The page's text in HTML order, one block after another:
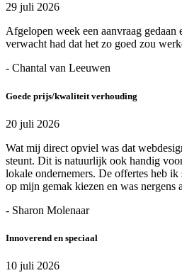
29 juli 2026
Afgelopen week een aanvraag
verwacht had dat het zo goed zou
- Chantal van Leeuwen
Goede prijs/kwaliteit verhouding
20 juli 2026
Wat mij direct opviel was dat
steunt. Dit is natuurlijk ook handig
lokale ondernemers. De offertes heb
op mijn gemak kiezen en was nergens
- Sharon Molenaar
Innoverend en speciaal
10 juli 2026